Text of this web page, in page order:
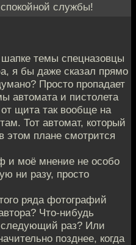
службы!
темы спецназовцы
я бы даже сказал прямо
Просто пропадает
автомата и пистолета
щита так вообще на
Тот автомат, который
этом плане смотрится
и моё мнение не особо
ни разу, просто
ряда фотографий
Что-нибудь
следующий раз? Или
позднее, когда